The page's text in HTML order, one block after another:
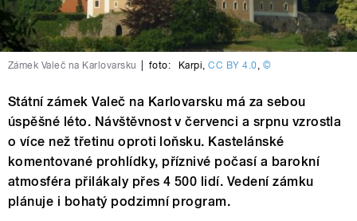
Zámek Valeč na Karlovarsku foto: Karpi,CC BY 4.0, ©
Státní zámek Valeč na Karlovarsku má za sebou
úspěšné léto. Návštěvnost v červenci a srpnu vzrostla
o více než třetinu oproti loňsku. Kastelánské
komentované prohlídky, příznivé počasí a barokní
atmosféra přilákaly přes 4 500 lidí. Vedení zámku
plánuje i bohatý podzimní program.